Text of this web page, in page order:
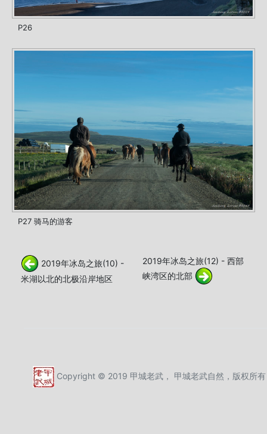
P26
P27 骑马的游客
2019年冰岛之旅(10) -
米湖以北的北极沿岸地区
2019年冰岛之旅(12) - 西部
峡湾区的北部
Copyright © 2019 甲城老武， 甲城老武自然，版权所